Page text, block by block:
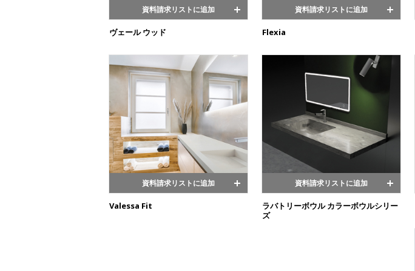
資料請求リストに追加
ヴェール ウッド
資料請求リストに追加
Flexia
資料請求リストに追加
Valessa Fit
資料請求リストに追加
ラバトリーボウル カラーボウルシリー
ズ